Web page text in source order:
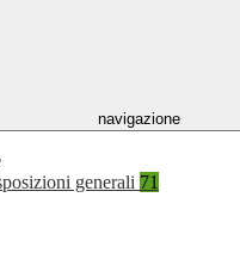
navigazione
generali 71